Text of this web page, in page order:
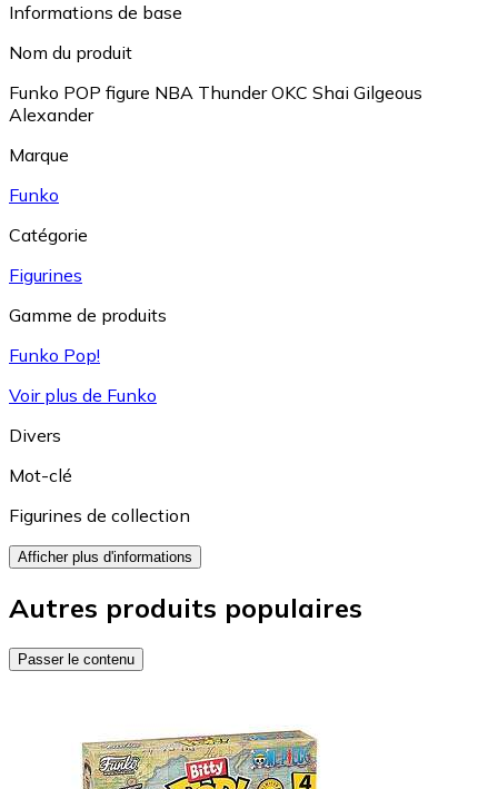
Informations de base
Nom du produit
Funko POP figure NBA Thunder OKC Shai Gilgeous
Alexander
Marque
Funko
Catégorie
Figurines
Gamme de produits
Funko Pop!
Voir plus de Funko
Divers
Mot-clé
Figurines de collection
Afficher plus d'informations
Autres produits populaires
Passer le contenu